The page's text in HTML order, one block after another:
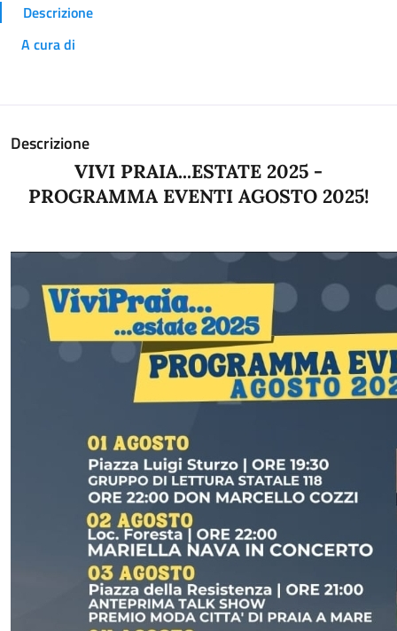
Descrizione
A cura di
Descrizione
VIVI PRAIA...ESTATE 2025 -
PROGRAMMA EVENTI AGOSTO 2025!